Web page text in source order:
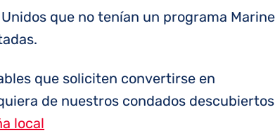
que no tenían un programa Marine
que soliciten convertirse en
de nuestros condados descubiertos
local